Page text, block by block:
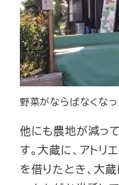
野菜がならばなくな
他にも農地が減っ
す。大蔵に、アトリ
を借りたとき、大